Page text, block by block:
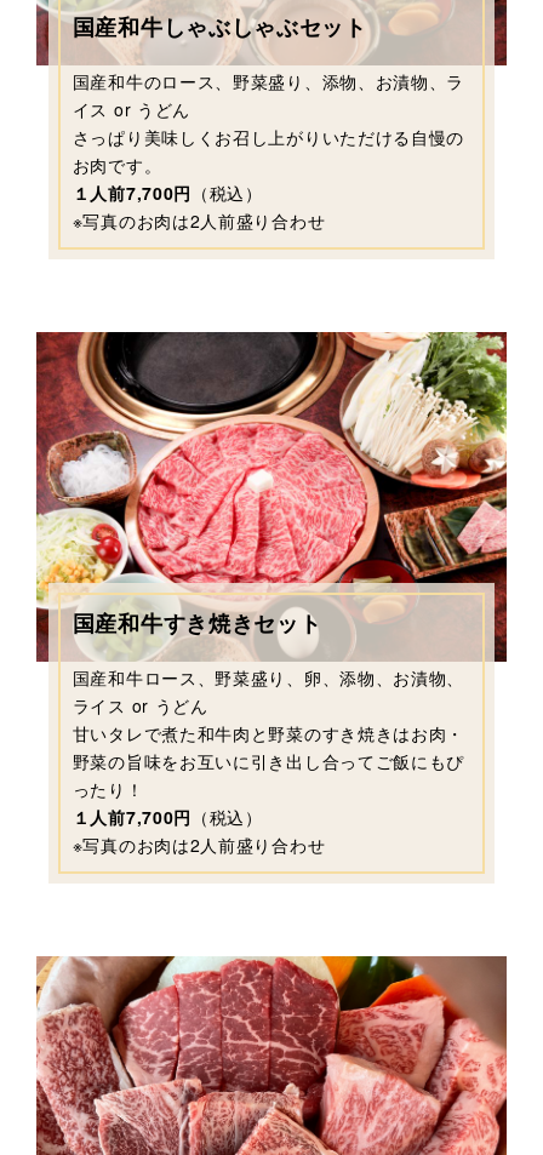
国産和牛しゃぶしゃぶセット
国産和牛のロース、野菜盛り、添物、お漬物、ラ
イス or うどん
さっぱり美味しくお召し上がりいただける自慢の
お肉です。
１人前7,700円 （税込）
※写真のお肉は2人前盛り合わせ
国産和牛すき焼きセット
国産和牛ロース、野菜盛り、卵、添物、お漬物、
ライス or うどん
甘いタレで煮た和牛肉と野菜のすき焼きはお肉・
野菜の旨味をお互いに引き出し合ってご飯にもぴ
ったり！
１人前7,700円 （税込）
※写真のお肉は2人前盛り合わせ